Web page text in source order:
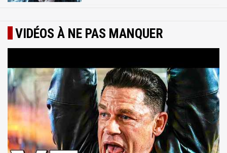
VIDÉOS À NE PAS MANQUER